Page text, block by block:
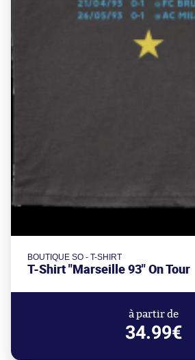
BOUTIQUE SO - T-SHIRT
T-Shirt "Marseille 93" On Tour
à partir de
34.99€